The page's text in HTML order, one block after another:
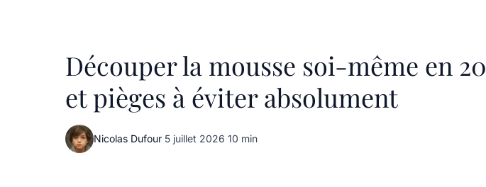
Découper la mousse soi-même en
et pièges à éviter absolument
Nicolas Dufour·5 juillet 2026·10 min